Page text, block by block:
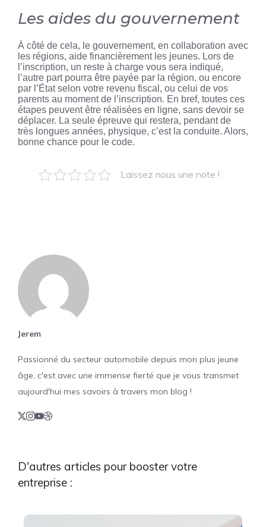
Les aides du gouvernement
À côté de cela, le gouvernement, en collaboration avec
les régions, aide financièrement les jeunes. Lors de
l’inscription, un reste à charge vous sera indiqué,
l’autre part pourra être payée par la région, ou encore
par l’État selon votre revenu fiscal, ou celui de vos
parents au moment de l’inscription. En bref, toutes ces
étapes peuvent être réalisées en ligne, sans devoir se
déplacer. La seule épreuve qui restera, pendant de
très longues années, physique, c’est la conduite. Alors,
bonne chance pour le code.
Laissez nous une note !
Jerem
Passionné du secteur automobile depuis mon plus jeune
âge, c'est avec une immense fierté que je vous transmet
aujourd'hui mes savoirs à travers mon blog !
D'autres articles pour booster votre
entreprise :